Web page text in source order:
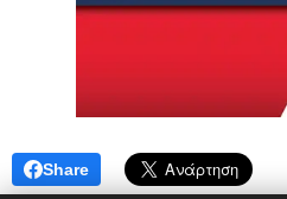
Share